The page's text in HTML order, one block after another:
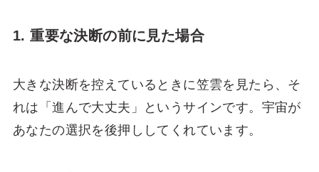
1. 重要な決断の前に見た場合
大きな決断を控えているときに笠雲を見たら、そ
れは「進んで大丈夫」というサインです。宇宙が
あなたの選択を後押ししてくれています。